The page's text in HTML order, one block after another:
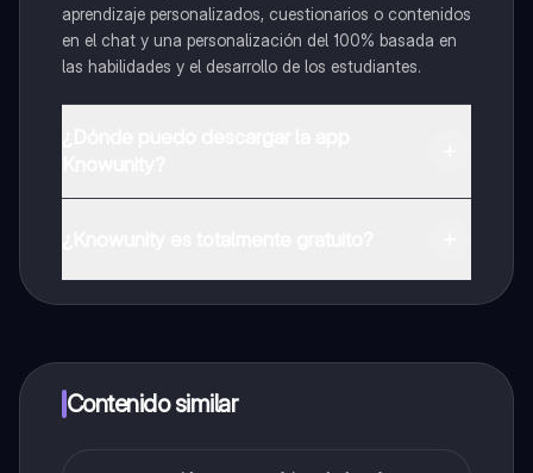
aprendizaje personalizados, cuestionarios o contenidos
en el chat y una personalización del 100% basada en
las habilidades y el desarrollo de los estudiantes.
a determinadas funciones.
Contenido similar